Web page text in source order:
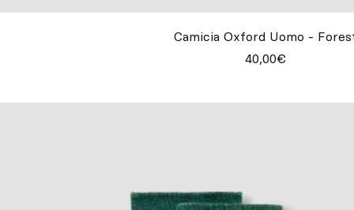
Camicia Oxford Uomo -
40,00€